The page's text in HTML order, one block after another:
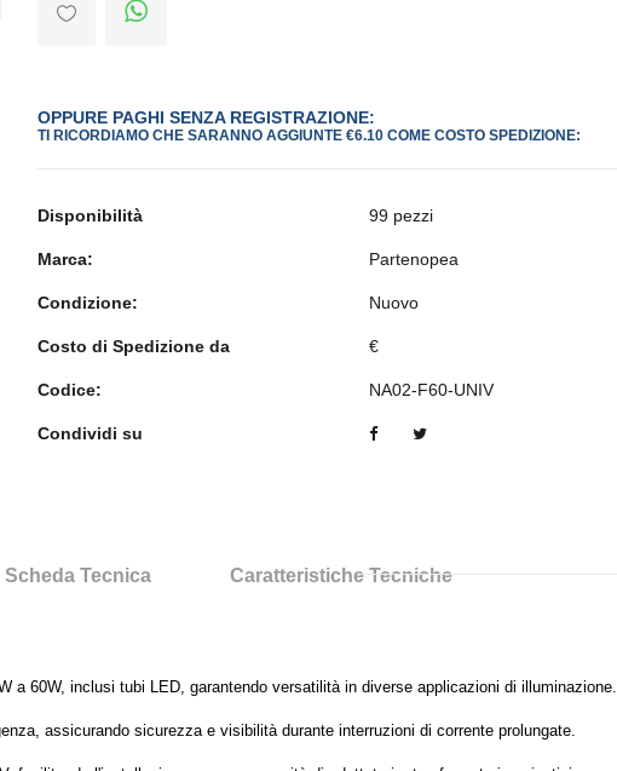
OPPURE PAGHI SENZA REGISTRAZIONE:
TI RICORDIAMO CHE SARANNO AGGIUNTE €6.10 COME COSTO SPEDIZIONE:
Disponibilità 99 pezzi
Marca: Partenopea
Condizione: Nuovo
Costo di Spedizione da €
Codice: NA02-F60-UNIV
Condividi su
Scheda Tecnica Caratteristiche Tecniche
a 60W, inclusi tubi LED, garantendo versatilità in diverse applicazioni di illuminazione.​
assicurando sicurezza e visibilità durante interruzioni di corrente prolungate.​